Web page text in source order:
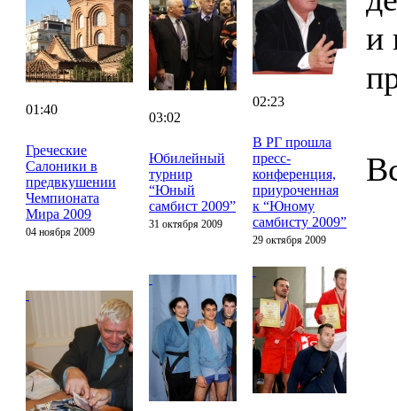
01:40
Греческие
Салоники в
предвкушении
Чемпионата
Мира 2009
04 ноября 2009
03:02
Юбилейный
турнир
“Юный
самбист 2009”
31 октября 2009
02:23
В РГ прошла
пресс-
конференция,
приуроченная
к “Юному
самбисту 2009”
29 октября 2009
и